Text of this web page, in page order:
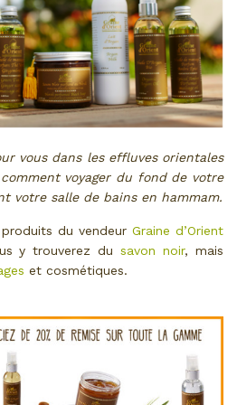
vous dans les effluves orientales
voyager du fond de votre
votre salle de bains en hammam.
du vendeur Graine d’Orient
y trouverez dusavon noir, mais
et cosmétiques.